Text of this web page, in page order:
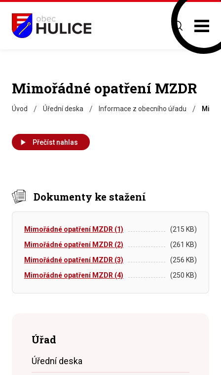
Mimořádné opatření MZDR
Úvod / Úřední deska / Informace z obecního úřadu /
Přečíst nahlas
Dokumenty ke stažení
Mimořádné opatření MZDR (1)
(215 KB)
Mimořádné opatření MZDR (2)
(261 KB)
Mimořádné opatření MZDR (3)
(256 KB)
Mimořádné opatření MZDR (4)
(250 KB)
Úřad
Úřední deska